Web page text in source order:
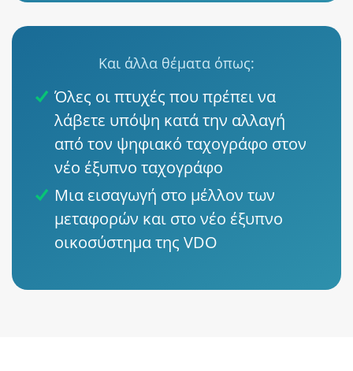
Και άλλα θέματα όπως:
Όλες οι πτυχές που πρέπει να
λάβετε υπόψη κατά την αλλαγή
από τον ψηφιακό ταχογράφο στον
νέο έξυπνο ταχογράφο
Μια εισαγωγή στο μέλλον των
μεταφορών και στο νέο έξυπνο
οικοσύστημα της VDO